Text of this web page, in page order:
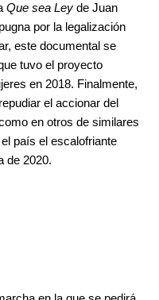
Que sea Ley de Juan
por la legalización
este documental se
tuvo el proyecto
en 2018. Finalmente,
el accionar del
en otros de similares
país el escalofriante
de 2020.